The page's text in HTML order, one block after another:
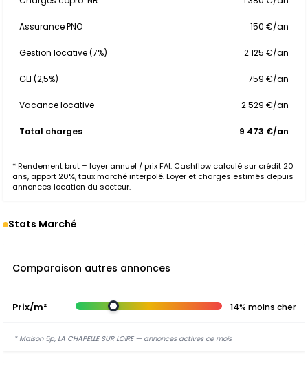
Assurance PNO 150 €/an
Gestion locative (7%) 2 125 €/an
GLI (2,5%) 759 €/an
Vacance locative 2 529 €/an
Total charges 9 473 €/an
* Rendement brut = loyer annuel / prix FAI. Cashflow calculé sur crédit 20
ans, apport 20%, taux marché interpolé. Loyer et charges estimés depuis
annonces location du secteur.
Stats Marché
Comparaison autres annonces
Prix/m² 14% moins cher
* Maison 5p, LA CHAPELLE SUR LOIRE — annonces actives ce mois